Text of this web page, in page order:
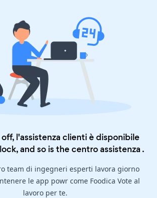
l'assistenza clienti è disponibile
and so is thecentro assistenza .
team di ingegneri esperti lavora giorno
le app powr come Foodica Vote al
lavoro per te.